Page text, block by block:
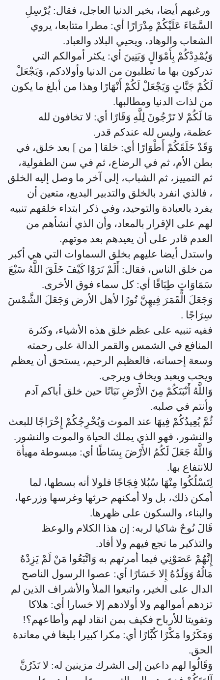
ورغبهم أيضا، بخير الدنيا العاجل، فقال: يُرْسِلِ
السَّمَاءَ عَلَيْكُمْ مِدْرَارًا أي: مطرا متتابعا، يروي
الشعاب والوهاد، ويحيي البلاد والعباد.
وَيُمْدِدْكُمْ بِأَمْوَالٍ وَبَنِينَ أي: يكثر أموالكم التي
تدركون بها ما تطلبون من الدنيا وأولادكم، وَيَجْعَلْ
لَكُمْ جَنَّاتٍ وَيَجْعَلْ لَكُمْ أَنْهَارًا وهذا من أبلغ ما يكون
من لذات الدنيا ومطالبها.
مَا لَكُمْ لا تَرْجُونَ لِلَّهِ وَقَارًا أي: لا تخافون لله
عظمة، وليس لله عندكم قدر.
وَقَدْ خَلَقَكُمْ أَطْوَارًا أي: خلقا [ من ] بعد خلق، في
بطن الأم، ثم في الرضاع، ثم في سن الطفولية،
ثم التمييز، ثم الشباب، إلى آخر ما وصل إليه الخلق
، فالذي انفرد بالخلق والتدبير البديع، متعين أن
يفرد بالعبادة والتوحيد، وفي ذكر ابتداء خلقهم تنبيه
لهم على الإقرار بالمعاد، وأن الذي أنشأهم من
العدم قادر على أن يعيدهم بعد موتهم.
واستدل أيضا عليهم بخلق السماوات التي هي أكبر
من خلق الناس، فقال: أَلَمْ تَرَوْا كَيْفَ خَلَقَ اللَّهُ سَبْعَ
سَمَاوَاتٍ طِبَاقًا أي: كل سماء فوق الأخرى.
وَجَعَلَ الْقَمَرَ فِيهِنَّ نُورًا لأهل الأرض وَجَعَلَ الشَّمْسَ
سِرَاجًا .
ففيه تنبيه على عظم خلق هذه الأشياء، وكثرة
المنافع في الشمس والقمر الدالة على رحمته
وسعة إحسانه، فالعظيم الرحيم، يستحق أن يعظم
ويحب ويعبد ويخاف ويرجى.
وَاللَّهُ أَنْبَتَكُمْ مِنَ الأَرْضِ نَبَاتًا حين خلق أباكم آدم
وأنتم في صلبه.
ثُمَّ يُعِيدُكُمْ فِيهَا عند الموت وَيُخْرِجُكُمْ إِخْرَاجًا للبعث
والنشور، فهو الذي يملك الحياة والموت والنشور.
وَاللَّهُ جَعَلَ لَكُمُ الأَرْضَ بِسَاطًا أي: مبسوطة مهيأة
للانتفاع بها.
لِتَسْلُكُوا مِنْهَا سُبُلا فِجَاجًا فلولا أنه بسطها، لما
أمكن ذلك، بل ولا أمكنهم حرثها وغرسها وزرعها،
والبناء، والسكون على ظهرها.
قَالَ نُوحٌ شاكيا لربه: إن هذا الكلام والوعظ
والتذكير ما نجع فيهم ولا أفاد.
إِنَّهُمْ عَصَوْنِي فيما أمرتهم به وَاتَّبَعُوا مَنْ لَمْ يَزِدْهُ
مَالُهُ وَوَلَدُهُ إِلا خَسَارًا أي: عصوا الرسول الناصح
الدال على الخير، واتبعوا الملأ والأشراف الذين لم
تزدهم أموالهم ولا أولادهم إلا خسارا أي: هلاكا
وتفويتا للأرباح فكيف بمن انقاد لهم وأطاعهم؟!
وَمَكَرُوا مَكْرًا كُبَّارًا أي: مكرا كبيرا بليغا في معاندة
الحق.
وَقَالُوا لهم داعين إلى الشرك مزينين له: لا تَذَرُنَّ